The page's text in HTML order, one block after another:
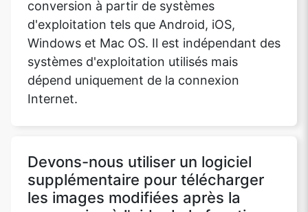
conversion à partir de systèmes
d'exploitation tels que Android, iOS,
Windows et Mac OS. Il est indépendant des
systèmes d'exploitation utilisés mais
dépend uniquement de la connexion
Internet.
Devons-nous utiliser un logiciel
supplémentaire pour télécharger
les images modifiées après la